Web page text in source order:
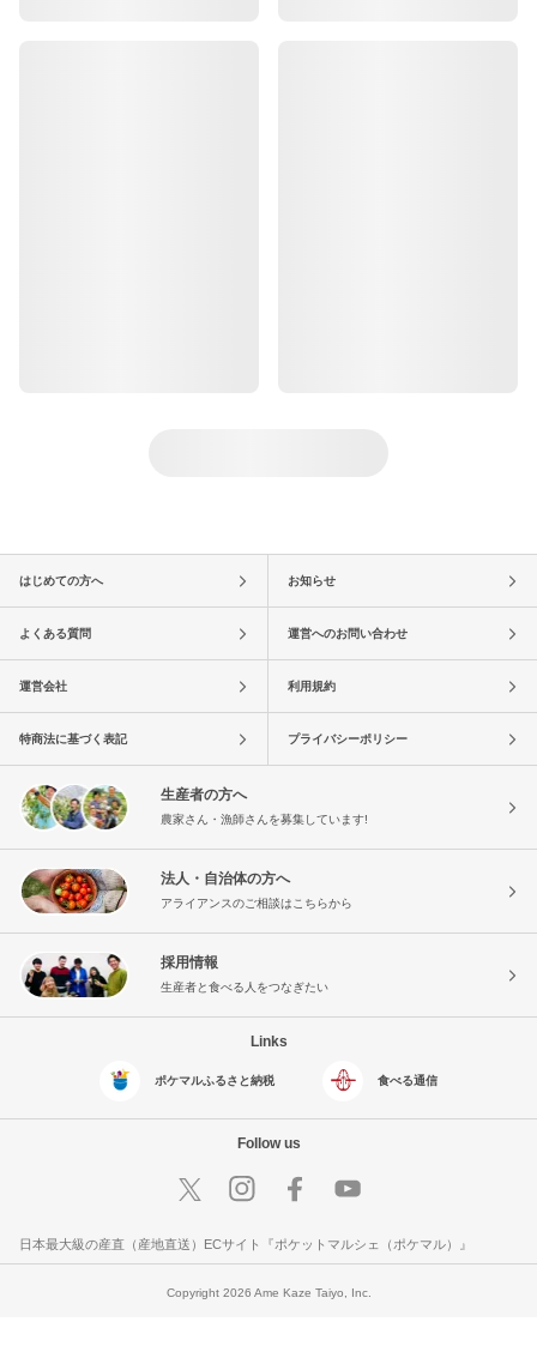
はじめての方へ お知らせ
よくある質問 運営へのお問い合わせ
運営会社 利用規約
特商法に基づく表記 プライバシーポリシー
生産者の方へ
農家さん・漁師さんを募集しています!
法人・自治体の方へ
アライアンスのご相談はこちらから
採用情報
生産者と食べる人をつなぎたい
Links
ポケマルふるさと納税 食べる通信
Follow us
日本最大級の産直（産地直送）ECサイト『ポケットマルシェ（ポケマル）』
Copyright 2026 Ame Kaze Taiyo, Inc.